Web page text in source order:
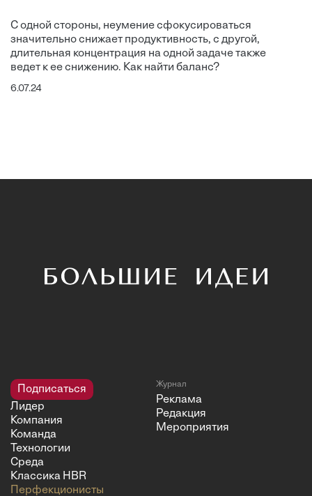
С одной стороны, неумение сфокусироваться
значительно снижает продуктивность, с другой,
длительная концентрация на одной задаче также
ведет к ее снижению. Как найти баланс?
6.07.24
Подписаться
Лидер
Компания
Команда
Технологии
Среда
Классика HBR
Перфекционисты
Журнал
Реклама
Редакция
Мероприятия